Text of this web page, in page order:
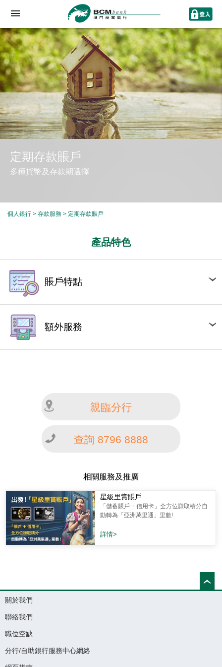
定期存款賬戶
多種貨幣及存款期選擇
個人銀行 > 存款服務 > 定期存款賬戶
產品特色
賬戶特點
額外服務
親臨分行
查詢 8796 8888
相關服務及推廣
星級里賞賬戶
「儲蓄賬戶 + 信用卡」全方位賺取積分自
動轉為「亞洲萬里通」里數!
詳情>
關於我們
聯絡我們
職位空缺
分行/自助銀行服務中心網絡